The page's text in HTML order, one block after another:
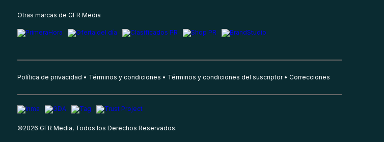
Otras marcas de GFR Media
Política de privacidad Términos y condiciones Términos y condiciones del suscriptor Correcciones
©2026 GFR Media, Todos los Derechos Reservados.